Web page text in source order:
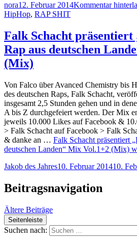
nora12. Februar 2014Kommentar
HipHop, RAP SHIT
Falk Schacht präsentiert
Rap aus deutschen
(Mix)
Von Falco über Avanced Chemistry bis
des deutschen Raps, Falk Schacht,
insgesamt 2,5 Stunden gehen und in
A bis Z durchgefeiert werden. Der Mix
jeweils 10.000 Likes auf Facebook &
> Falk Schacht auf Facebook > Falk
& danke an … Falk Schacht präsentiert
deutschen Landen“ Mix Vol.1+2 (Mix)
Jakob des Jahres10. Februar 201410.
Beitragsnavigation
Ältere Beiträge
Seitenleiste
Suchen nach: